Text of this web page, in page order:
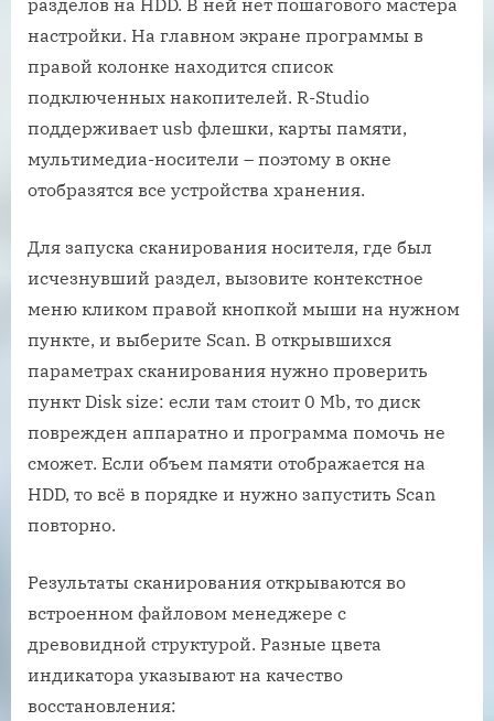
настройки. На главном экране программы в
правой колонке находится список
подключенных накопителей. R-Studio
поддерживает usb флешки, карты памяти,
мультимедиа-носители – поэтому в окне
отобразятся все устройства хранения.
Для запуска сканирования носителя, где был
исчезнувший раздел, вызовите контекстное
меню кликом правой кнопкой мыши на нужном
пункте, и выберите Scan. В открывшихся
параметрах сканирования нужно проверить
пункт Disk size: если там стоит 0 Mb, то диск
поврежден аппаратно и программа помочь не
сможет. Если объем памяти отображается на
HDD, то всё в порядке и нужно запустить Scan
повторно.
Результаты сканирования открываются во
встроенном файловом менеджере с
древовидной структурой. Разные цвета
индикатора указывают на качество
восстановления: